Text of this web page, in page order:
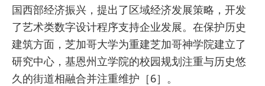
国西部经济振兴，提出了区域经济发展策略，开发
了艺术类数字设计程序支持企业发展。在保护历史
建筑方面，芝加哥大学为重建芝加哥神学院建立了
研究中心，基恩州立学院的校园规划注重与历史悠
久的街道相融合并注重维护［6］。